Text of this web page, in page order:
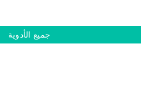
جميع الأدوية